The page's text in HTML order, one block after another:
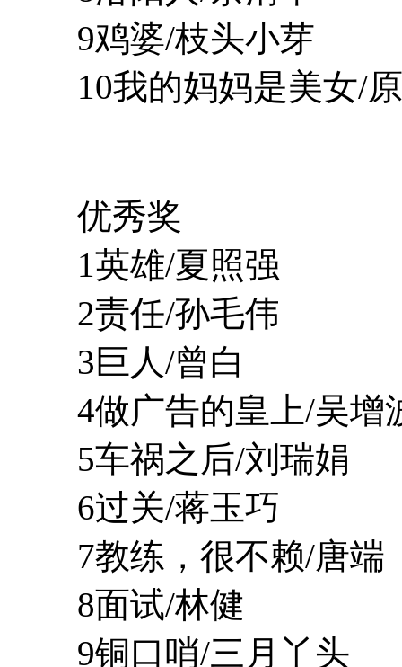
9鸡婆/枝头小芽
10我的妈妈是美女/
优秀奖
1英雄/夏照强
2责任/孙毛伟
3巨人/曾白
4做广告的皇上/吴增
5车祸之后/刘瑞娟
6过关/蒋玉巧
7教练，很不赖/唐端
8面试/林健
9铜口哨/三月丫头